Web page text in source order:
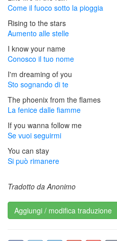
Come il fuoco sotto la pioggia
Rising to the stars
Aumento alle stelle
I know your name
Conosco il tuo nome
I'm dreaming of you
Sto sognando di te
The phoenix from the flames
La fenice dalle fiamme
If you wanna follow me
Se vuoi seguirmi
You can stay
Si può rimanere
Tradotto da Anonimo
Aggiungi / modifica traduzione